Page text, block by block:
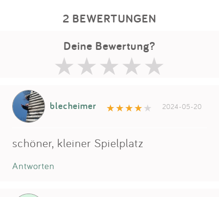
2 BEWERTUNGEN
Deine Bewertung?
blecheimer 2024-05-20
schöner, kleiner Spielplatz
Antworten